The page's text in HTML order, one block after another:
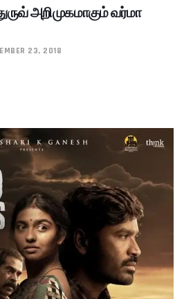
அறிமுகமாகும் வர்மா
23, 2018